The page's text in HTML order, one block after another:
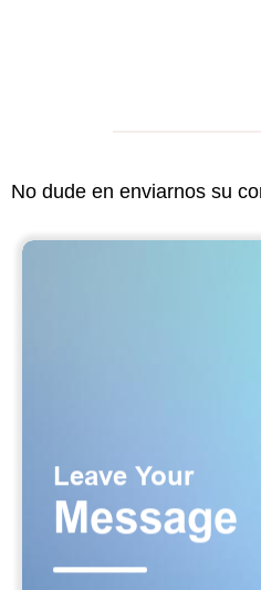
No dude en enviarnos su